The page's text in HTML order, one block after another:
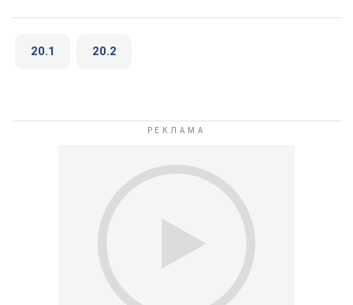
20.1 20.2